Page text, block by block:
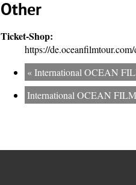
Other
Ticket-Shop:
https://
«International OCEAN
International OCEAN